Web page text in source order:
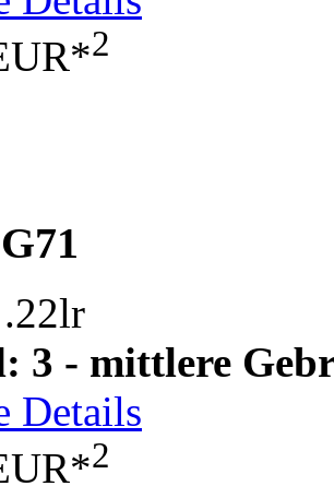
2
3 - mittlere
Details
2